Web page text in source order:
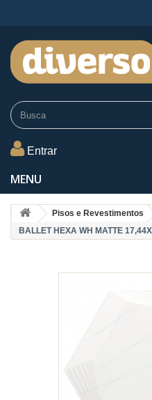
Entrar
MENU
Pisos e Revestimentos
BALLET HEXA WH MATTE